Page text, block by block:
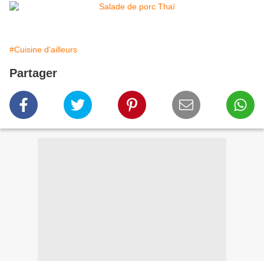
#Cuisine d'ailleurs
Partager